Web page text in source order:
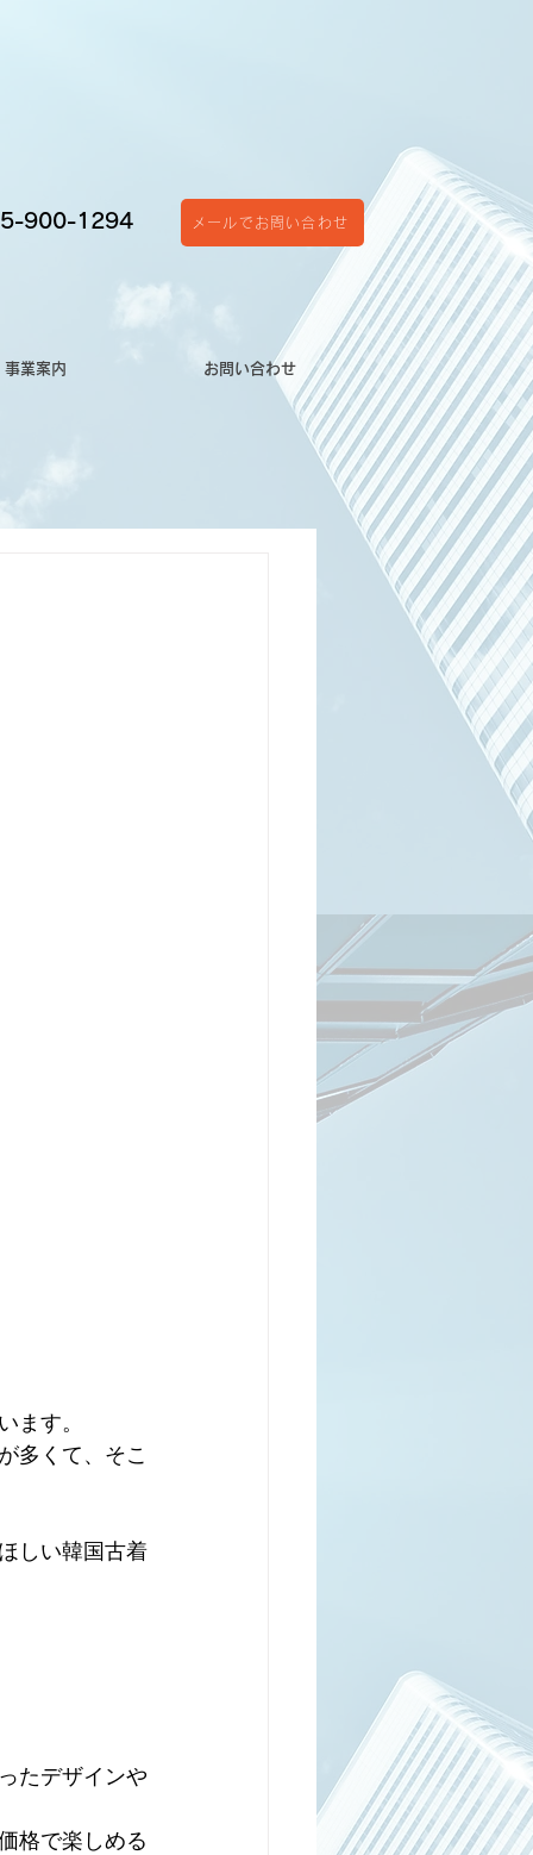
900-1294 メールでお問い合わせ
事業案内 お問い合わせ
ます。
多くて、そこ
しい韓国古着
たデザインや
格で楽しめる